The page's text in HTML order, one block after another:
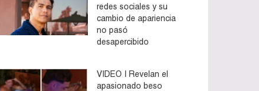
redes sociales y su
cambio de apariencia
no pasó
desapercibido
VIDEO | Revelan el
apasionado beso